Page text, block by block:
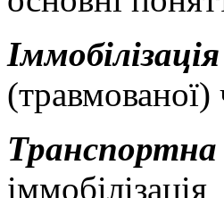
Іммобілізація
(травмованої)